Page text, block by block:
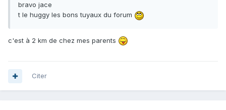
bravo jace
t le huggy les bons tuyaux du forum
c'est à 2 km de chez mes parents
Citer